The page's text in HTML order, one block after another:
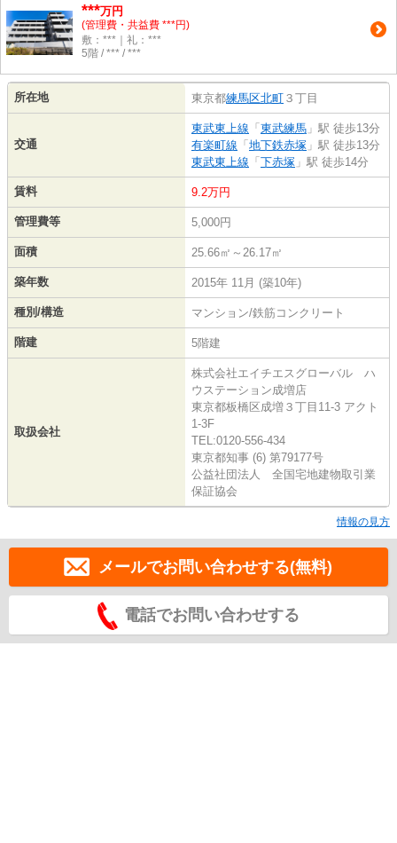
***万円
(管理費・共益費 ***円)
敷：***｜礼：***
5階 / *** / ***
所在地 東京都練馬区北町 ３丁目
交通
東武東上線 「 東武練馬 」駅 徒歩13分
有楽町線 「 地下鉄赤塚 」駅 徒歩13分
東武東上線 「 下赤塚 」駅 徒歩14分
賃料 9.2万円
管理費等 5,000円
面積 25.66㎡～26.17㎡
築年数 2015年 11月 (築10年)
種別/構造 マンション/鉄筋コンクリート
階建 5階建
取扱会社
株式会社エイチエスグローバル ハ
ウステーション成増店
東京都板橋区成増３丁目11-3 アクト
1-3F
TEL:0120-556-434
東京都知事 (6) 第79177号
公益社団法人 全国宅地建物取引業
保証協会
情報の見方
メールでお問い合わせする(無料)
電話でお問い合わせする